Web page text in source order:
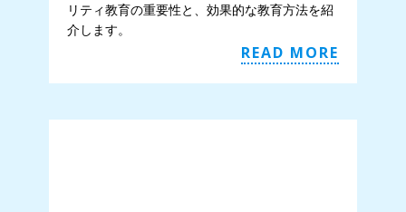
リティ教育の重要性と、効果的な教育方法を紹
介します。
READ MORE